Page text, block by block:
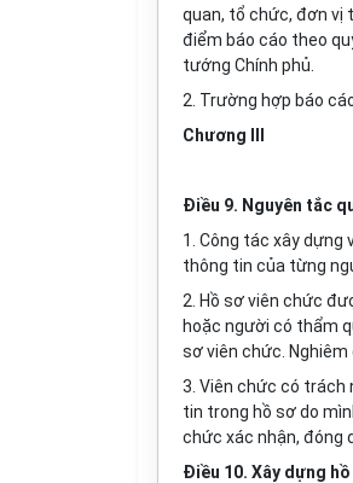
quan, tổ chức, đơn vị
điểm báo cáo theo
tướng Chính phủ.
2. Trường hợp báo
Chương III
Điều 9. Nguyên tắc
1. Công tác xây
thông tin của từng
2. Hồ sơ viên chức
hoặc người có thẩm
sơ viên chức.
3. Viên chức có trách
tin trong hồ sơ do
chức xác nhận, đóng
Điều 10. Xây dựng